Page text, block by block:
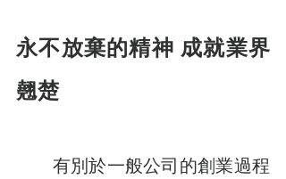
永不放棄的精神 成就業界
翹楚
有別於一般公司的創業過程